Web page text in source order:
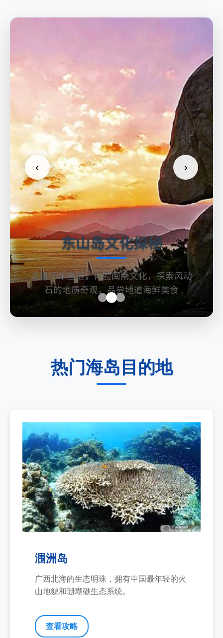
东山岛文化探秘
走进千年渔港，体验闽南文化，探索风动
石的地质奇观，品尝地道海鲜美食
‹ ›
热门海岛目的地
涠洲岛
广西北海的生态明珠，拥有中国最年轻的火
山地貌和珊瑚礁生态系统。
查看攻略